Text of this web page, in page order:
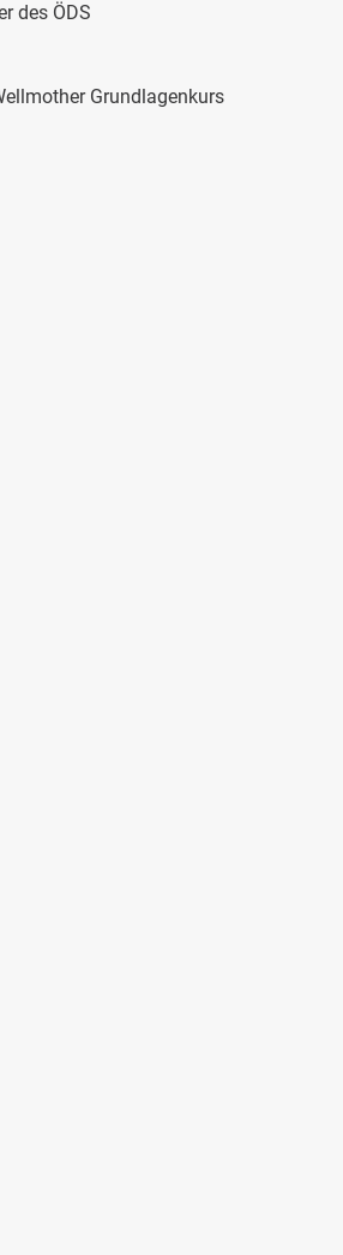
des ÖDS
Grundlagenkurs